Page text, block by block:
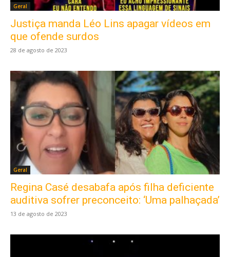
Geral
Justiça manda Léo Lins apagar vídeos em
que ofende surdos
28 de agosto de 2023
Geral
Regina Casé desabafa após filha deficiente
auditiva sofrer preconceito: ‘Uma palhaçada’
13 de agosto de 2023